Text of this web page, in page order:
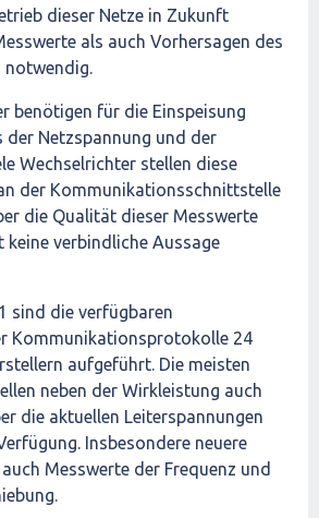
dieser Netze in Zukunft
als auch Vorhersagen des
notwendig.
benötigen für die Einspeisung
der Netzspannung und der
Wechselrichter stellen diese
der Kommunikationsschnittstelle
die Qualität dieser Messwerte
verbindliche Aussage
sind die verfügbaren
Kommunikationsprotokolle 24
aufgeführt. Die meisten
neben der Wirkleistung auch
die aktuellen Leiterspannungen
Insbesondere neuere
Messwerte der Frequenz und